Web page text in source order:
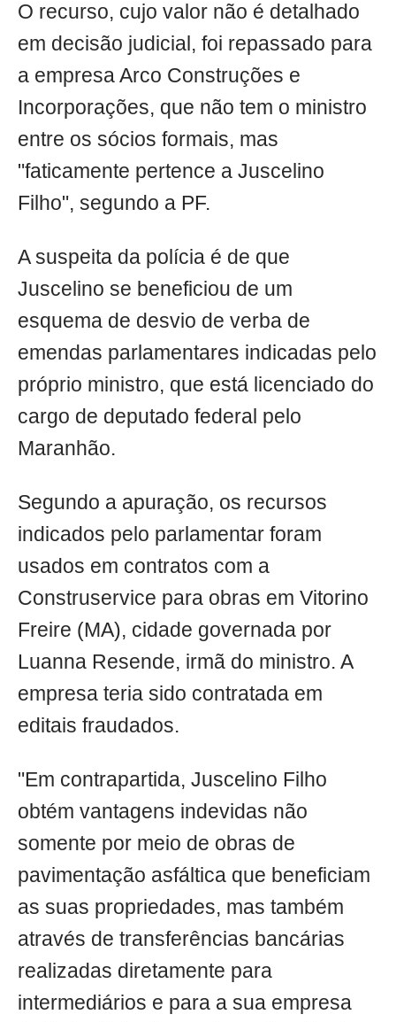
O recurso, cujo valor não é detalhado
em decisão judicial, foi repassado para
a empresa Arco Construções e
Incorporações, que não tem o ministro
entre os sócios formais, mas
"faticamente pertence a Juscelino
Filho", segundo a PF.
A suspeita da polícia é de que
Juscelino se beneficiou de um
esquema de desvio de verba de
emendas parlamentares indicadas pelo
próprio ministro, que está licenciado do
cargo de deputado federal pelo
Maranhão.
Segundo a apuração, os recursos
indicados pelo parlamentar foram
usados em contratos com a
Construservice para obras em Vitorino
Freire (MA), cidade governada por
Luanna Resende, irmã do ministro. A
empresa teria sido contratada em
editais fraudados.
"Em contrapartida, Juscelino Filho
obtém vantagens indevidas não
somente por meio de obras de
pavimentação asfáltica que beneficiam
as suas propriedades, mas também
através de transferências bancárias
realizadas diretamente para
intermediários e para a sua empresa